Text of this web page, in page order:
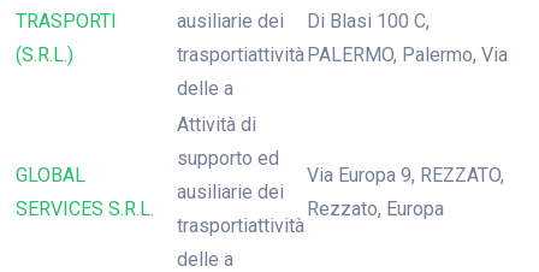
TRASPORTI
(S.R.L.)
ausiliarie dei
trasportiattività
delle a
Di Blasi 100 C,
PALERMO, Palermo, Via
GLOBAL
SERVICES S.R.L.
Attività di
supporto ed
ausiliarie dei
trasportiattività
delle a
Via Europa 9, REZZATO,
Rezzato, Europa